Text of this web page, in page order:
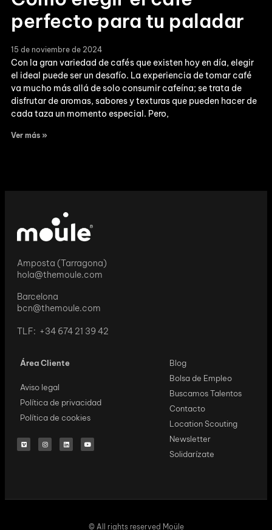
perfecto para tu paladar
15 de noviembre de 2024
Con la gran variedad de cafés que existen hoy en día, elegir
el ideal puede ser un desafío. La experiencia de tomar café
va mucho más allá de solo consumir cafeína; se trata de
disfrutar de aromas, sabores y texturas que pueden hacer de
cada taza un momento especial. Pero,
Ver más »
Amposta (Tarragona)
hola@themoule.com
Barcelona
bcn@themoule.com
TLF: +34 674 21 39 42
Área Cliente
Aviso legal
Política de privacidad
Política de cookies
Blog
Bolsa de Empleo
Buscamos Talentos
Contacto
Location Scouting
Newsletter
Solidarízate
© All rights reserved Moüle